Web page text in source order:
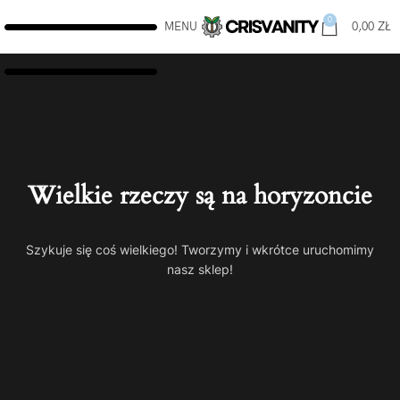
MENU 0 0,00 ZŁ
Wielkie rzeczy są na horyzoncie
Szykuje się coś wielkiego! Tworzymy i wkrótce uruchomimy
nasz sklep!